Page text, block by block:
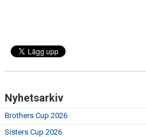
Nyhetsarkiv
Brothers Cup 2026
Sisters Cup 2026